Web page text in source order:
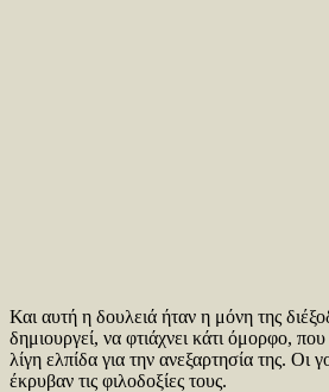
Και αυτή η δουλειά ήταν η μόνη της
δημιουργεί, να φτιάχνει κάτι όμορφο, που
λίγη ελπίδα για την ανεξαρτησία της. Οι
έκρυβαν τις φιλοδοξίες τους.